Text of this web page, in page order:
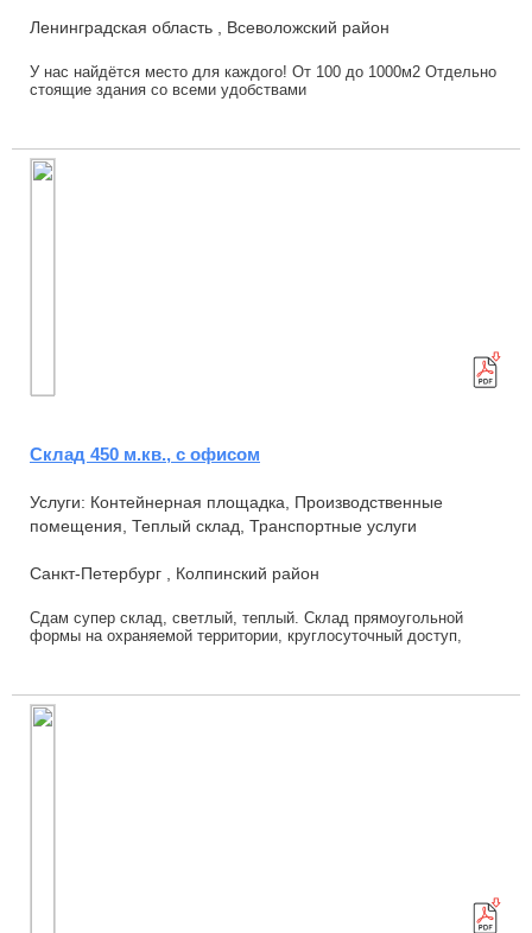
Ленинградская область , Всеволожский район
У нас найдётся место для каждого! От 100 до 1000м2 Отдельно
стоящие здания со всеми удобствами
Склад 450 м.кв., с офисом
Услуги: Контейнерная площадка, Производственные
помещения, Теплый склад, Транспортные услуги
Санкт-Петербург , Колпинский район
Сдам супер склад, светлый, теплый. Склад прямоугольной
формы на охраняемой территории, круглосуточный доступ,